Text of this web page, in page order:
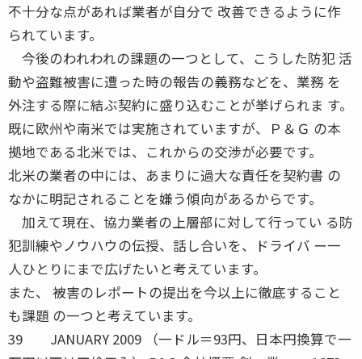
不十分な点があれば業者が自分で 改善できるように作
られています。
今後のわれわれの課題の一つとして、こうした防犯 活
動や盗難被害に遭った時の報告の義務などを、業務 を
外注する際に結ぶ契約に盛り込むことが挙げられま す。
既に欧州や南米では実施されていますが、Ｐ＆Ｇ の本
拠地である北米では、これからの交渉が必要です。
北米の業者の中には、あまりに過大な責任を契約書 の
なかに明記されることを嫌う傾向があるからです。
加えて現在、協力業者の上層部に対して行ってい る防
犯訓練やノウハウの伝授、話し合いを、ドライバ ー一
人ひとりにまで広げたいと考えています。
また、 被害のレポートの提出を今以上に徹底すること
も課題 の一つと考えています。
39 JANUARY 2009 （一ドル＝93円、日本円換算で一